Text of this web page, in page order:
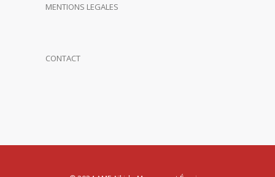
MENTIONS LEGALES
CONTACT